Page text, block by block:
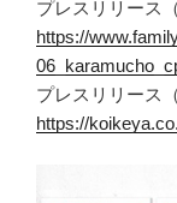
プレスリリース
https://
プレスリリース
https://